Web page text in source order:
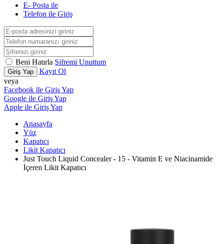
E- Posta ile
Telefon ile Giriş
Beni Hatırla Şifremi Unuttum
Giriş Yap
Kayıt Ol
veya
Facebook ile Giriş Yap
Google ile Giriş Yap
Apple ile Giriş Yap
Anasayfa
Yüz
Kapatıcı
Likit Kapatıcı
Just Touch Liquid Concealer - 15 - Vitamin E ve Niacinamide
İçeren Likit Kapatıcı